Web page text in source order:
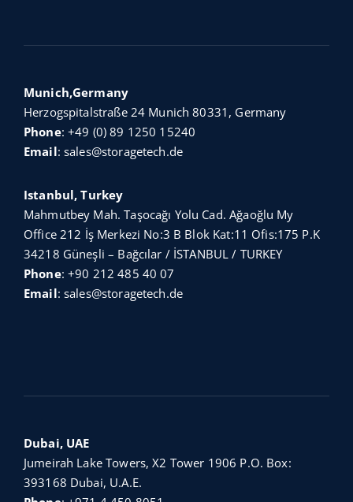
Munich,Germany
Herzogspitalstraße 24 Munich 80331, Germany
Phone:+49 (0) 89 1250 15240
Email:sales@storagetech.de
Istanbul, Turkey
Mahmutbey Mah. Taşocağı Yolu Cad. Ağaoğlu My
Office 212 İş Merkezi No:3 B Blok Kat:11 Ofis:175 P.K
34218 Güneşli – Bağcılar / İSTANBUL / TURKEY
Phone:+90 212 485 40 07
Email:sales@storagetech.de
Dubai, UAE
Jumeirah Lake Towers, X2 Tower 1906 P.O. Box:
393168 Dubai, U.A.E.